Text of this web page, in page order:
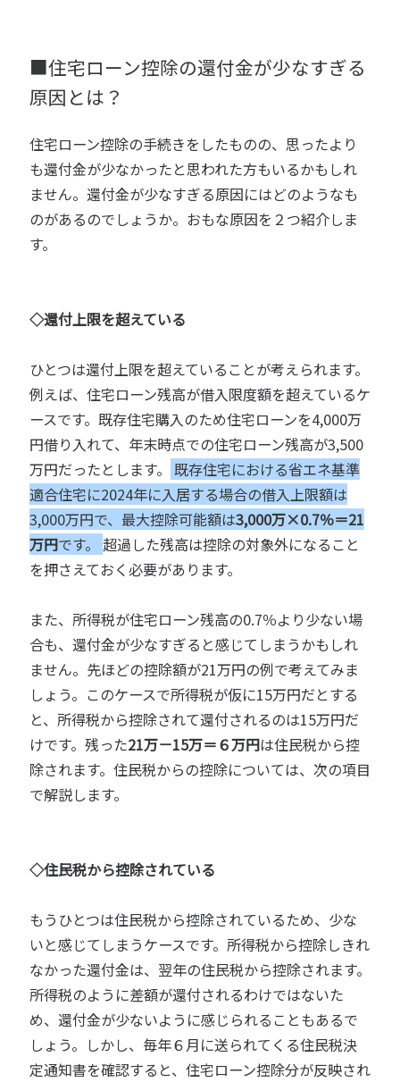
■住宅ローン控除の還付金が少なすぎる
原因とは？
住宅ローン控除の手続きをしたものの、思ったより
も還付金が少なかったと思われた方もいるかもしれ
ません。還付金が少なすぎる原因にはどのようなも
のがあるのでしょうか。おもな原因を２つ紹介しま
す。
◇還付上限を超えている
ひとつは還付上限を超えていることが考えられます。
例えば、住宅ローン残高が借入限度額を超えているケ
ースです。既存住宅購入のため住宅ローンを4,000万
円借り入れて、年末時点での住宅ローン残高が3,500
万円だったとします。 既存住宅における省エネ基準
適合住宅に2024年に入居する場合の借入上限額は
3,000万円で、最大控除可能額は3,000万×0.7％＝21
万円です。
超過した残高は控除の対象外になること
を押さえておく必要があります。
また、所得税が住宅ローン残高の0.7％より少ない場
合も、還付金が少なすぎると感じてしまうかもしれ
ません。先ほどの控除額が21万円の例で考えてみま
しょう。このケースで所得税が仮に15万円だとする
と、所得税から控除されて還付されるのは15万円だ
けです。残った21万－15万＝６万円は住民税から控
除されます。住民税からの控除については、次の項目
で解説します。
◇住民税から控除されている
もうひとつは住民税から控除されているため、少な
いと感じてしまうケースです。所得税から控除しきれ
なかった還付金は、翌年の住民税から控除されます。
所得税のように差額が還付されるわけではないた
め、還付金が少ないように感じられることもあるで
しょう。しかし、毎年６月に送られてくる住民税決
定通知書を確認すると、住宅ローン控除分が反映され